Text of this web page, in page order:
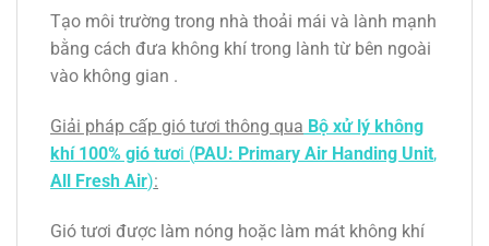
Tạo môi trường trong nhà thoải mái và lành mạnh
bằng cách đưa không khí trong lành từ bên ngoài
vào không gian .
Giải pháp cấp gió tươi thông qua Bộ xử lý không
khí 100% gió tươi (PAU: Primary Air Handing Unit,
All Fresh Air):
Gió tươi được làm nóng hoặc làm mát không khí